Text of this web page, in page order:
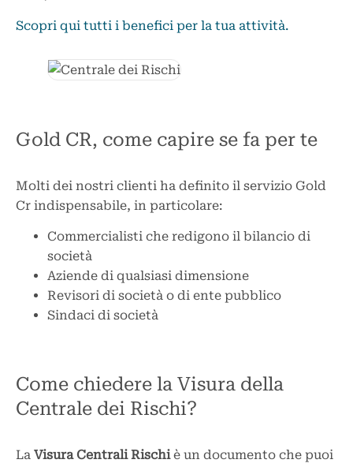
Scopri qui tutti i benefici per la tua attività.
Gold CR, come capire se fa per te
Molti dei nostri clienti ha definito il servizio Gold
Cr indispensabile, in particolare:
Commercialisti che redigono il bilancio di
società
Aziende di qualsiasi dimensione
Revisori di società o di ente pubblico
Sindaci di società
Come chiedere la Visura della
Centrale dei Rischi?
La Visura Centrali Rischiè un documento che puoi